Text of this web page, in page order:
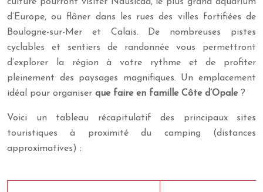
d’Europe, ou flâner dans les rues des villes fortifiées de
Boulogne-sur-Mer et Calais. De nombreuses pistes
cyclables et sentiers de randonnée vous permettront
d’explorer la région à votre rythme et de profiter
pleinement des paysages magnifiques. Un emplacement
idéal pour organiser que faire en famille Côte d’Opale ?
Voici un tableau récapitulatif des principaux sites
touristiques à proximité du camping (distances
approximatives) :